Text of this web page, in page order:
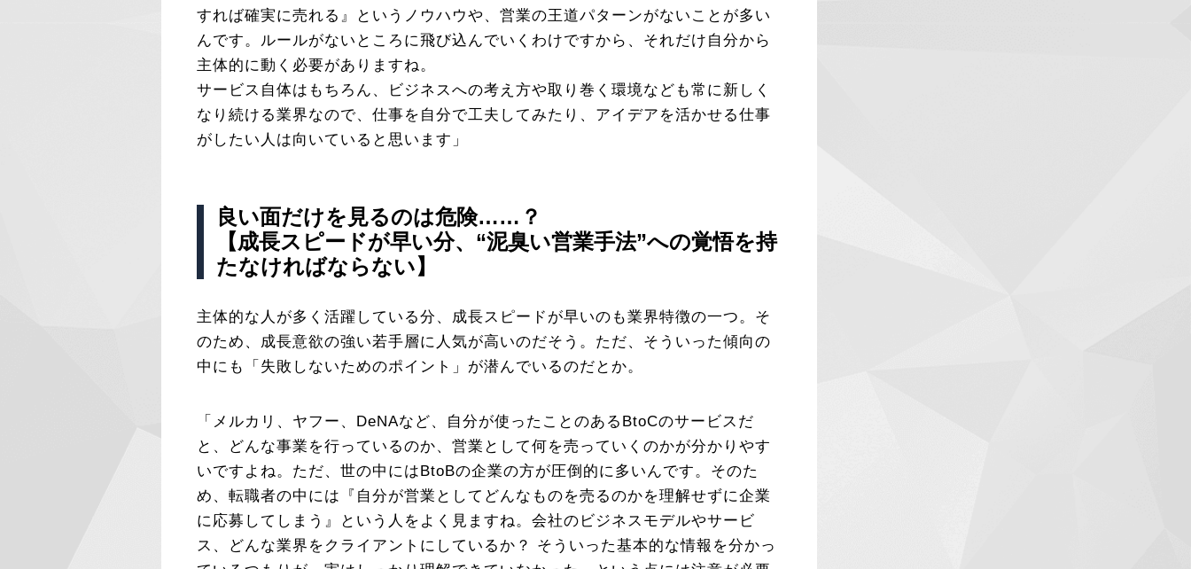
すれば確実に売れる』というノウハウや、営業の王道パターンがないことが多い
んです。ルールがないところに飛び込んでいくわけですから、それだけ自分から
主体的に動く必要がありますね。
サービス自体はもちろん、ビジネスへの考え方や取り巻く環境なども常に新しく
なり続ける業界なので、仕事を自分で工夫してみたり、アイデアを活かせる仕事
がしたい人は向いていると思います」
良い面だけを見るのは危険……？
【成長スピードが早い分、“泥臭い営業手法”への覚悟を持
たなければならない】
主体的な人が多く活躍している分、成長スピードが早いのも業界特徴の一つ。そ
のため、成長意欲の強い若手層に人気が高いのだそう。ただ、そういった傾向の
中にも「失敗しないためのポイント」が潜んでいるのだとか。
「メルカリ、ヤフー、DeNAなど、自分が使ったことのあるBtoCのサービスだ
と、どんな事業を行っているのか、営業として何を売っていくのかが分かりやす
いですよね。ただ、世の中にはBtoBの企業の方が圧倒的に多いんです。そのた
め、転職者の中には『自分が営業としてどんなものを売るのかを理解せずに企業
に応募してしまう』という人をよく見ますね。会社のビジネスモデルやサービ
ス、どんな業界をクライアントにしているか？ そういった基本的な情報を分かっ